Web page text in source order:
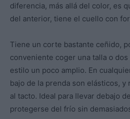
diferencia, más allá del color, es
del anterior, tiene el cuello con
Tiene un corte bastante ceñido,
conveniente coger una talla o
estilo un poco amplio. En
bajo de la prenda son elásticos, y
al tacto. Ideal para llevar debajo
protegerse del frío sin